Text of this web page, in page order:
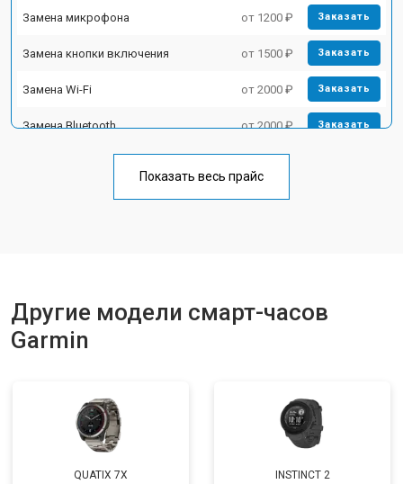
Замена микрофона от 1200 ₽ Заказать
Замена кнопки включения от 1500 ₽ Заказать
Замена Wi-Fi от 2000 ₽ Заказать
Замена Bluetooth от 2000 ₽ Заказать
Показать весь прайс
Другие модели смарт-часов
Garmin
QUATIX 7X INSTINCT 2